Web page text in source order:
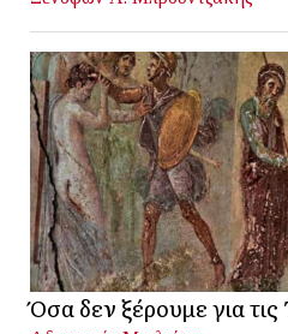
Όσα δεν ξέρουμε για